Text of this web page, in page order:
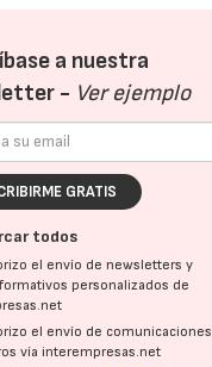
a nuestra
- Ver ejemplo
GRATIS
todos
el envío de newsletters y
personalizados de
el envío de comunicaciones
vía interempresas.net